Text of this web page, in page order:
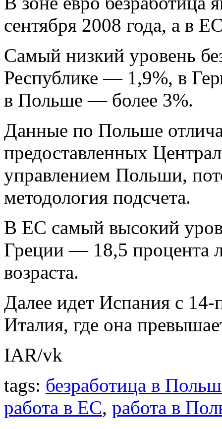
сентября 2008 года, а в
Самый низкий уровень
Республике — 1,9%, в
в Польше — более 3%.
Данные по Польше
предоставленных
управлением Польши,
методология подсчета.
В ЕС самый высокий
Греции — 18,5 процента
возраста.
Далее идет Испания с 14-
Италия, где она
IAR/vk
tags: безработица в
работа в ЕС, работа в